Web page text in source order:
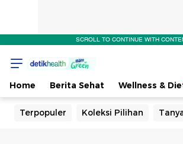
SCROLL TO CONTINUE WITH
Home Berita Sehat Wellness &
Terpopuler Koleksi Pilihan